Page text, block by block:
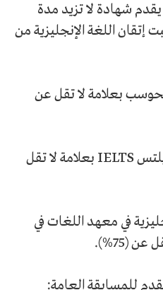
يقدم شهادة لا تزيد مدة
إتقان اللغة الإنجليزية من
بعلامة لا تقل عن
– اجتيازه امتحان شهادة الآيلتس IELTS بعلامة لا تقل
في معهد اللغات في
(75%).